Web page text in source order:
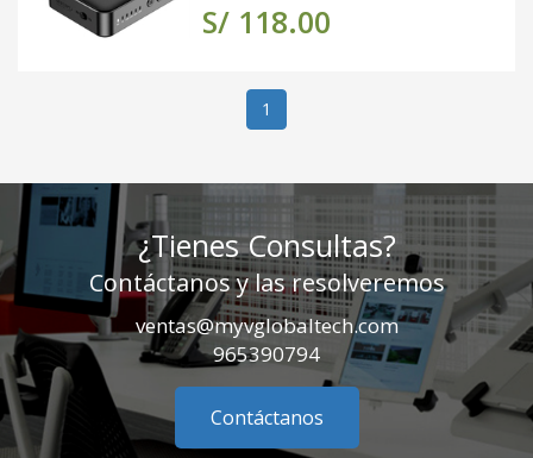
S/ 118.00
1
¿Tienes Consultas?
Contáctanos y las resolveremos
ventas@myvglobaltech.com
965390794
Contáctanos